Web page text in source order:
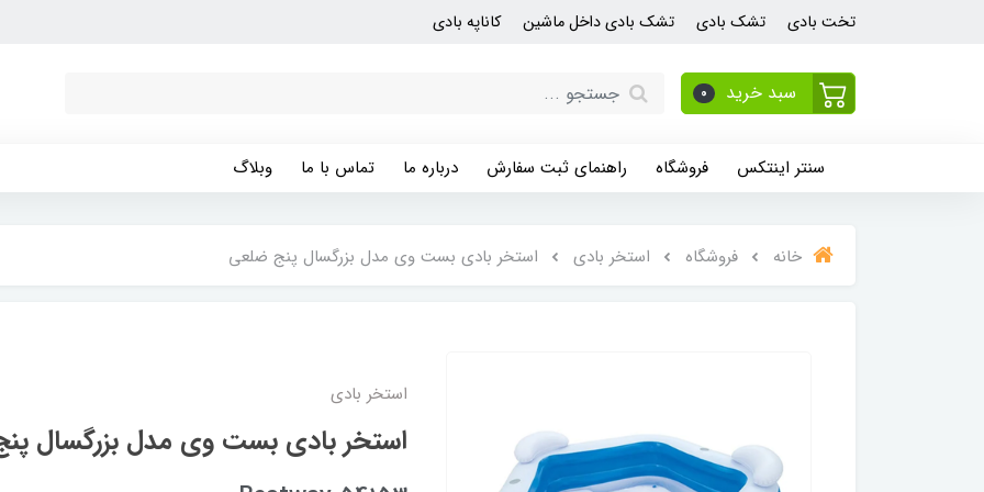
تخت بادی تشک بادی تشک بادی داخل ماشین کاناپه بادی
سبد خرید 0
سنتر اینتکس فروشگاه راهنمای ثبت سفارش درباره ما تماس با ما وبلاگ
خانه فروشگاه استخر بادی استخر بادی بست وی مدل بزرگسال پنج ضلعی
استخر بادی
استخر بادی بست وی مدل بزرگسال